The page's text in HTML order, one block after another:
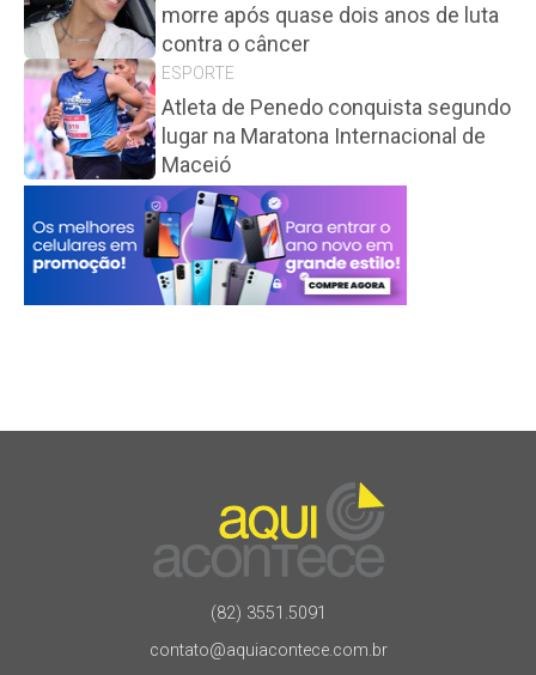
morre após quase dois anos de luta
contra o câncer
ESPORTE
Atleta de Penedo conquista segundo
lugar na Maratona Internacional de
Maceió
(82) 3551.5091
contato@aquiacontece.com.br